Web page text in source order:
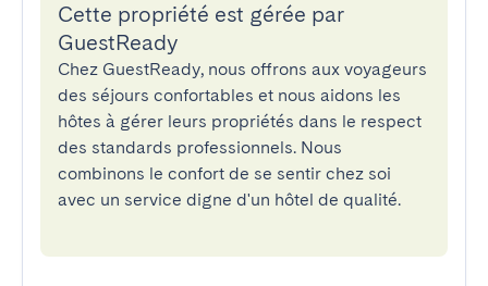
Cette propriété est gérée par
GuestReady
Chez GuestReady, nous offrons aux voyageurs
des séjours confortables et nous aidons les
hôtes à gérer leurs propriétés dans le respect
des standards professionnels. Nous
combinons le confort de se sentir chez soi
avec un service digne d'un hôtel de qualité.